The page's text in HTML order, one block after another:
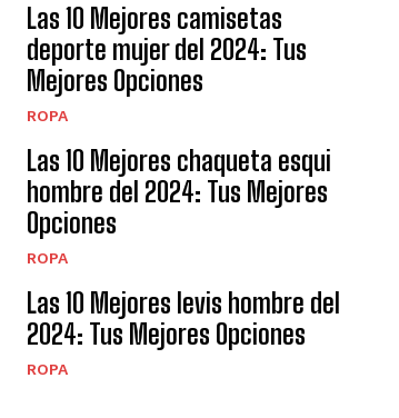
Las 10 Mejores camisetas
deporte mujer del 2024: Tus
Mejores Opciones
ROPA
Las 10 Mejores chaqueta esqui
hombre del 2024: Tus Mejores
Opciones
ROPA
Las 10 Mejores levis hombre del
2024: Tus Mejores Opciones
ROPA